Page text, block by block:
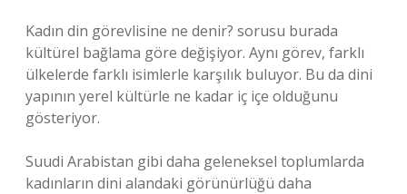
Kadın din görevlisine ne denir? sorusu burada
kültürel bağlama göre değişiyor. Aynı görev, farklı
ülkelerde farklı isimlerle karşılık buluyor. Bu da dini
yapının yerel kültürle ne kadar iç içe olduğunu
gösteriyor.
Suudi Arabistan gibi daha geleneksel toplumlarda
kadınların dini alandaki görünürlüğü daha